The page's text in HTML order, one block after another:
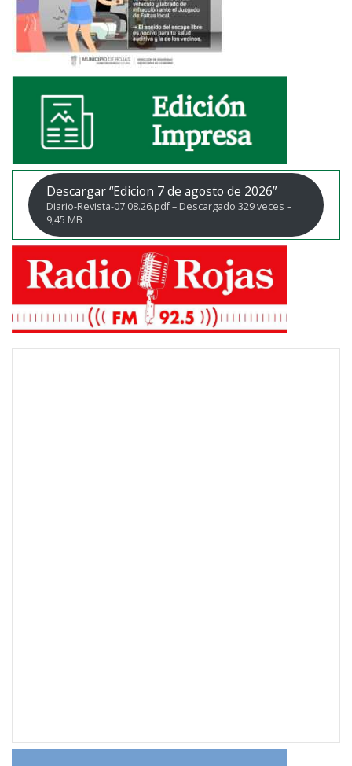
Descargar “Edicion 7 de agosto de 2026”
Diario-Revista-07.08.26.pdf – Descargado 329 veces –
9,45 MB